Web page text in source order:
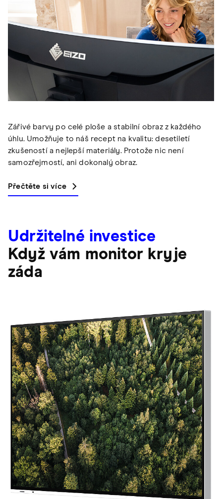
Zářivé barvy po celé ploše a stabilní obraz z každého
úhlu. Umožňuje to náš recept na kvalitu: desetiletí
zkušeností a nejlepší materiály. Protože nic není
samozřejmostí, ani dokonalý obraz.
Přečtěte si více
Udržitelné investice
Když vám monitor kryje
záda